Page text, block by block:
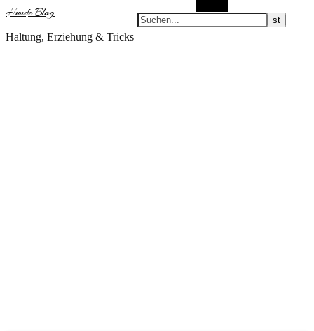
Hunde Blog
Haltung, Erziehung & Tricks